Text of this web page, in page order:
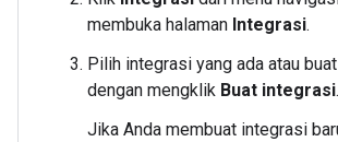
membuka halaman Integrasi.
Pilih integrasi yang ada atau
dengan mengklik Buat integrasi.
Jika Anda membuat integrasi